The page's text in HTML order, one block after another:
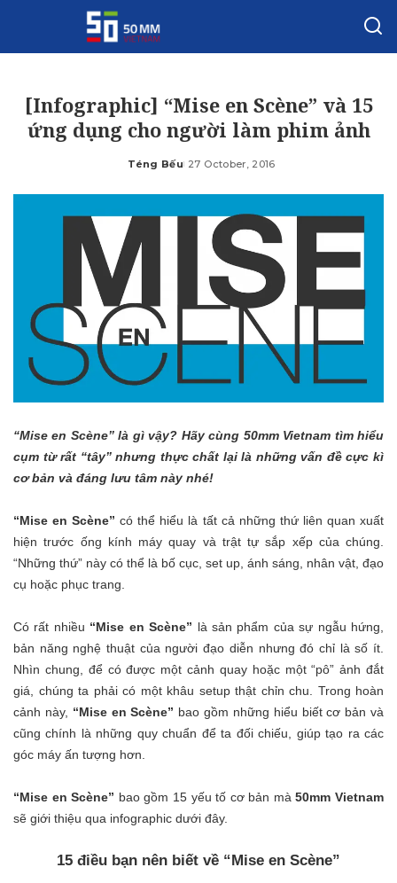
[Infographic] “Mise en Scène” và 15
ứng dụng cho người làm phim ảnh
Posted
Téng Bếu 27 October, 2016
“Mise en Scène” là gì vậy? Hãy cùng 50mm Vietnam tìm hiểu
cụm từ rất “tây” nhưng thực chất lại là những vấn đề cực kì
cơ bản và đáng lưu tâm này nhé!
“Mise en Scène” có thể hiểu là tất cả những thứ liên quan xuất
hiện trước ống kính máy quay và trật tự sắp xếp của chúng.
“Những thứ” này có thể là bố cục, set up, ánh sáng, nhân vật, đạo
cụ hoặc phục trang.
Có rất nhiều “Mise en Scène” là sản phẩm của sự ngẫu hứng,
bản năng nghệ thuật của người đạo diễn nhưng đó chỉ là số ít.
Nhìn chung, để có được một cảnh quay hoặc một “pô” ảnh đắt
giá, chúng ta phải có một khâu setup thật chỉn chu. Trong hoàn
cảnh này, “Mise en Scène” bao gồm những hiểu biết cơ bản và
cũng chính là những quy chuẩn để ta đối chiếu, giúp tạo ra các
góc máy ấn tượng hơn.
“Mise en Scène” bao gồm 15 yếu tố cơ bản mà50mm Vietnam
sẽ giới thiệu qua infographic dưới đây.
15 điều bạn nên biết về “Mise en Scène”